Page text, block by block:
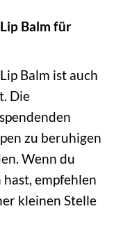
Balm für
Balm ist auch
Die
zu beruhigen
Wenn du
empfehlen
kleinen Stelle